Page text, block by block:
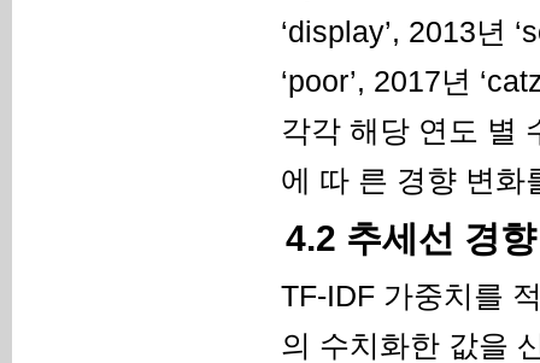
‘display’, 2013년
‘poor’, 2017년
각각 해당 연도 별
에 따 른 경향 변화
4.2 추세선 경
TF-IDF 가중치를
의 수치화한 값을